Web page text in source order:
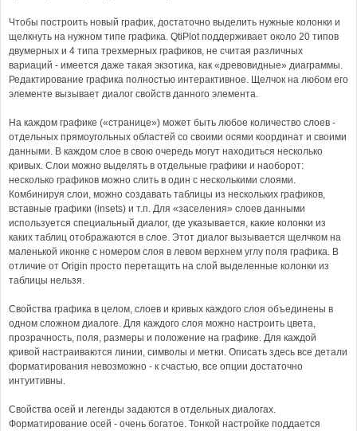
Чтобы построить новый график, достаточно выделить нужные колонки и
щелкнуть на нужном типе графика. QtiPlot поддерживает около 20 типов
двумерных и 4 типа трехмерных графиков, не считая различных
вариаций - имеется даже такая экзотика, как «древовидные» диаграммы.
Редактирование графика полностью интерактивное. Щелчок на любом его
элементе вызывает диалог свойств данного элемента.
На каждом графике («странице») может быть любое количество слоев -
отдельных прямоугольных областей со своими осями координат и своими
данными. В каждом слое в свою очередь могут находиться несколько
кривых. Слои можно выделять в отдельные графики и наоборот:
несколько графиков можно слить в один с несколькими слоями.
Комбинируя слои, можно создавать таблицы из нескольких графиков,
вставные графики (insets) и т.п. Для «заселения» слоев данными
используется специальный диалог, где указывается, какие колонки из
каких таблиц отображаются в слое. Этот диалог вызывается щелчком на
маленькой иконке с номером слоя в левом верхнем углу поля графика. В
отличие от Origin просто перетащить на слой выделенные колонки из
таблицы нельзя.
Свойства графика в целом, слоев и кривых каждого слоя объединены в
одном сложном диалоге. Для каждого слоя можно настроить цвета,
прозрачность, поля, размеры и положение на графике. Для каждой
кривой настраиваются линии, символы и метки. Описать здесь все детали
форматирования невозможно - к счастью, все опции достаточно
интуитивны.
Свойства осей и легенды задаются в отдельных диалогах.
Форматирование осей - очень богатое. Тонкой настройке поддается